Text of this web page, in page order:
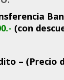
(con
– (Precio